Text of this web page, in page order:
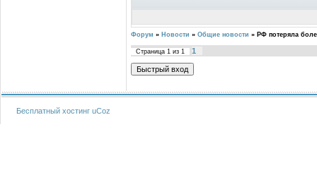
Форум » Новости » Общие новости » РФ потеряла
Страница 1 из 1 1
Бесплатный хостинг uCoz